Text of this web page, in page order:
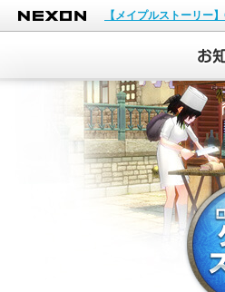
NEXON
【メイプルストーリー